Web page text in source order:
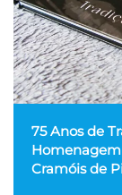
75 Anos de
Cramóis de